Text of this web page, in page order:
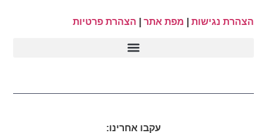
הצהרת נגישות מפת אתר הצהרת פרטיות
עקבו אחרינו: